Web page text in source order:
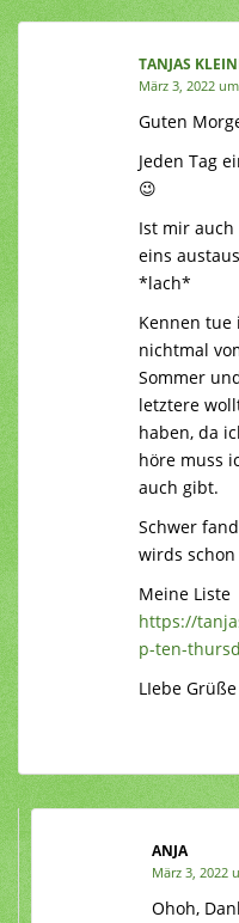
TANJAS
März 3, 2022
Guten
Jeden Tag
😉
Ist mir
eins
*lach*
Kennen tue
nichtmal
Sommer
letztere
haben, da
höre muss
auch gibt.
Schwer
wirds
Meine Liste
https://
p-ten-
LIebe Grüße
ANJA
März 3, 2022
Ohoh,